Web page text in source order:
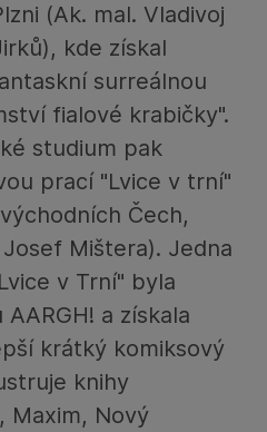
(Ak. mal. Vladivoj
kde získal
surreálnou
fialové krabičky".
studium pak
prací "Lvice v trní"
Čech,
Mištera). Jedna
v Trní" byla
a získala
krátký komiksový
knihy
Maxim, Nový